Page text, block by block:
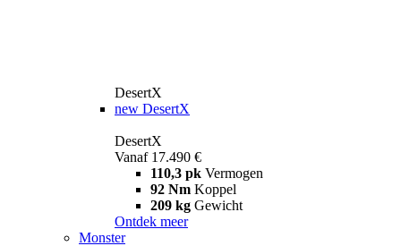
DesertX
new DesertX
DesertX
Vanaf 17.490 €
110,3 pk Vermogen
92 Nm Koppel
209 kg Gewicht
Ontdek meer
Monster